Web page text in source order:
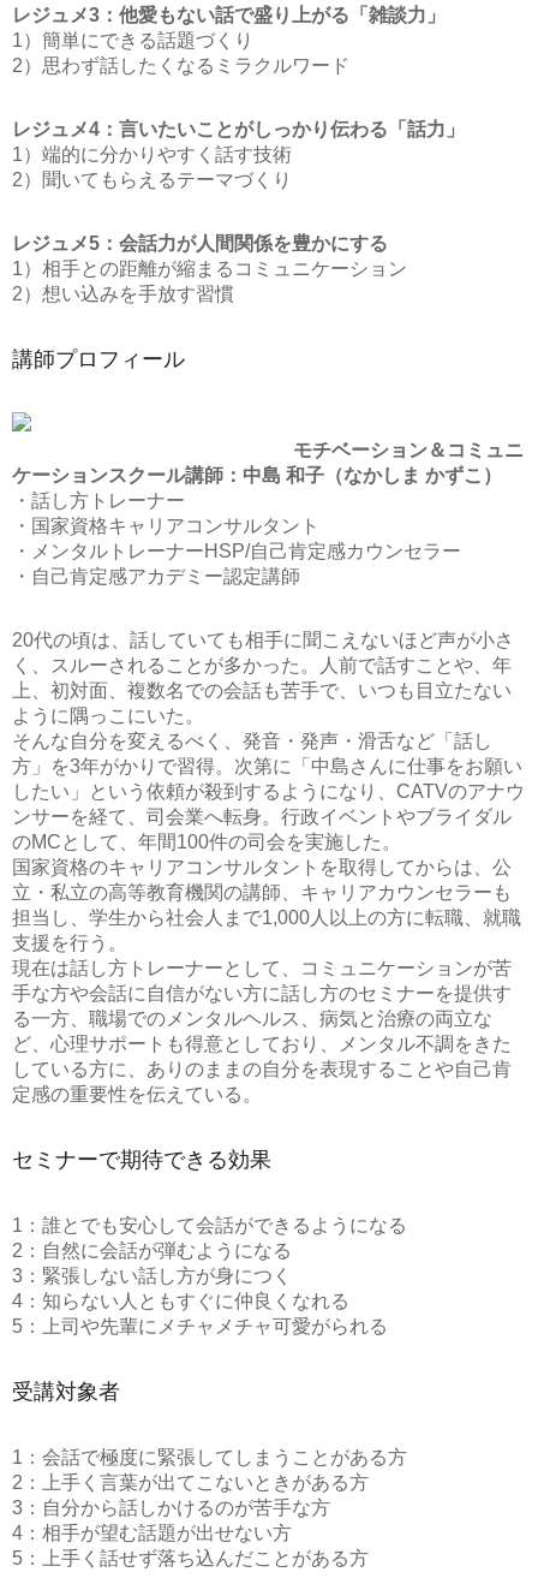
レジュメ3：他愛もない話で盛り上がる「雑談力」
1）簡単にできる話題づくり
2）思わず話したくなるミラクルワード
レジュメ4：言いたいことがしっかり伝わる「話力」
1）端的に分かりやすく話す技術
2）聞いてもらえるテーマづくり
レジュメ5：会話力が人間関係を豊かにする
1）相手との距離が縮まるコミュニケーション
2）想い込みを手放す習慣
講師プロフィール
モチベーション＆コミュニ
ケーションスクール講師：中島 和子（なかしま かずこ）
・話し方トレーナー
・国家資格キャリアコンサルタント
・メンタルトレーナーHSP/自己肯定感カウンセラー
・自己肯定感アカデミー認定講師
20代の頃は、話していても相手に聞こえないほど声が小さ
く、スルーされることが多かった。人前で話すことや、年
上、初対面、複数名での会話も苦手で、いつも目立たない
ように隅っこにいた。
そんな自分を変えるべく、発音・発声・滑舌など「話し
方」を3年がかりで習得。次第に「中島さんに仕事をお願い
したい」という依頼が殺到するようになり、CATVのアナウ
ンサーを経て、司会業へ転身。行政イベントやブライダル
のMCとして、年間100件の司会を実施した。
国家資格のキャリアコンサルタントを取得してからは、公
立・私立の高等教育機関の講師、キャリアカウンセラーも
担当し、学生から社会人まで1,000人以上の方に転職、就職
支援を行う。
現在は話し方トレーナーとして、コミュニケーションが苦
手な方や会話に自信がない方に話し方のセミナーを提供す
る一方、職場でのメンタルヘルス、病気と治療の両立な
ど、心理サポートも得意としており、メンタル不調をきた
している方に、ありのままの自分を表現することや自己肯
定感の重要性を伝えている。
セミナーで期待できる効果
1：誰とでも安心して会話ができるようになる
2：自然に会話が弾むようになる
3：緊張しない話し方が身につく
4：知らない人ともすぐに仲良くなれる
5：上司や先輩にメチャメチャ可愛がられる
受講対象者
1：会話で極度に緊張してしまうことがある方
2：上手く言葉が出てこないときがある方
3：自分から話しかけるのが苦手な方
4：相手が望む話題が出せない方
5：上手く話せず落ち込んだことがある方